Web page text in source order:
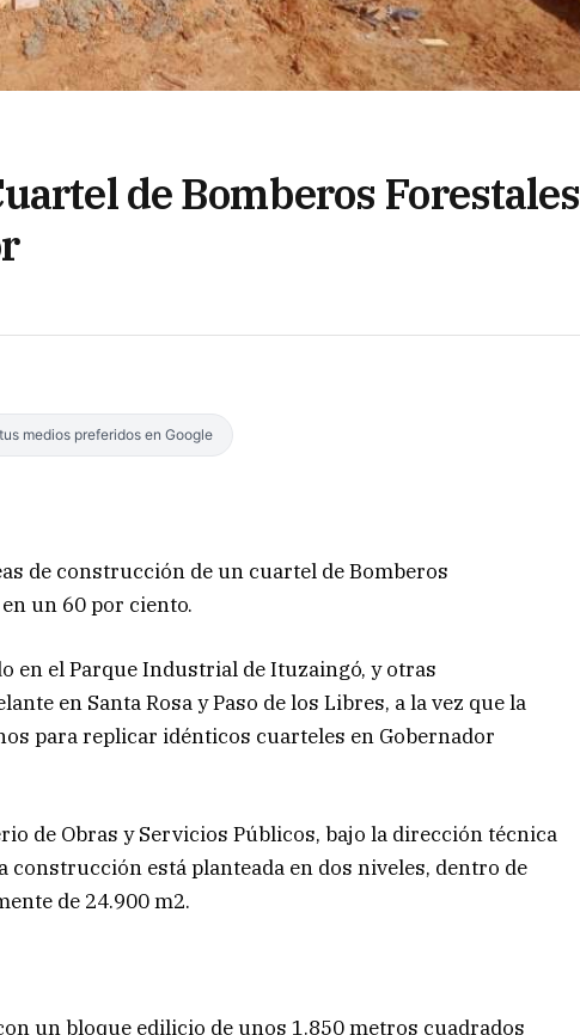
de Bomberos Forestales
medios preferidos en Google
de construcción de un cuartel de Bomberos
un 60 por ciento.
en el Parque Industrial de Ituzaingó, y otras
en Santa Rosa y Paso de los Libres, a la vez que la
para replicar idénticos cuarteles en Gobernador
de Obras y Servicios Públicos, bajo la dirección técnica
construcción está planteada en dos niveles, dentro de
de 24.900 m2.
un bloque edilicio de unos 1.850 metros cuadrados